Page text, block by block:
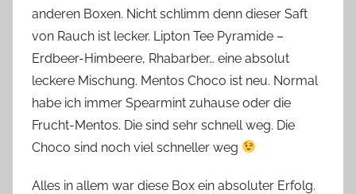
anderen Boxen. Nicht schlimm denn dieser Saft
von Rauch ist lecker. Lipton Tee Pyramide –
Erdbeer-Himbeere, Rhabarber… eine absolut
leckere Mischung. Mentos Choco ist neu. Normal
habe ich immer Spearmint zuhause oder die
Frucht-Mentos. Die sind sehr schnell weg. Die
Choco sind noch viel schneller weg
Alles in allem war diese Box ein absoluter Erfolg.